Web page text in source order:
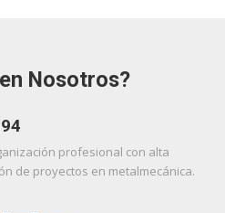
Nosotros?
profesional con alta
de proyectos en metalmecánica.